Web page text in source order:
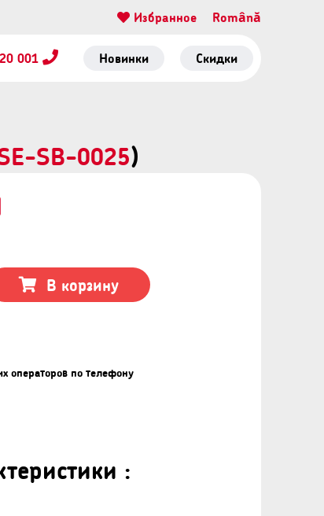
Избранное Română
001 Новинки Скидки
SB-0025)
операторов по телефону
В корзину
: